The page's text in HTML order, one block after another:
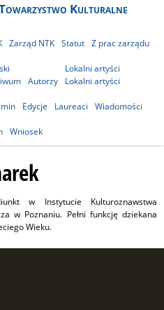
Kulturalne
Zarząd NTK Statut Z prac zarządu
Autorzy
Lokalni artyści
Lokalni artyści
Edycje Laureaci
Wiadomości
Wniosek
w Instytucie Kulturoznawstwa
w Poznaniu. Pełni funkcję dziekana
Wieku.